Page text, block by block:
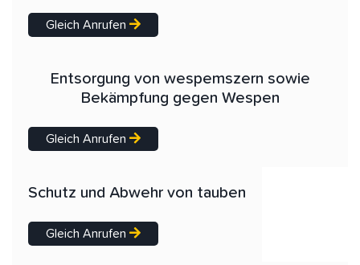
Gleich Anrufen
Entsorgung von wespemszern sowie
Bekämpfung gegen Wespen
Gleich Anrufen
Schutz und Abwehr von tauben
Gleich Anrufen